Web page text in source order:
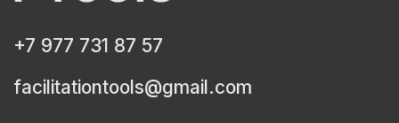
+7 977 731 87 57
facilitationtools@gmail.com